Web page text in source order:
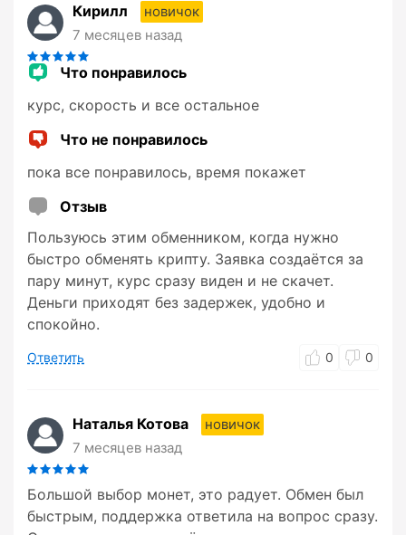
Кирилл
новичок
7 месяцев назад
Что понравилось
курс, скорость и все остальное
Что не понравилось
пока все понравилось, время покажет
Отзыв
Пользуюсь этим обменником, когда нужно
быстро обменять крипту. Заявка создаётся за
пару минут, курс сразу виден и не скачет.
Деньги приходят без задержек, удобно и
спокойно.
Ответить 0 0
Наталья Котова
новичок
7 месяцев назад
Большой выбор монет, это радует. Обмен был
быстрым, поддержка ответила на вопрос сразу.